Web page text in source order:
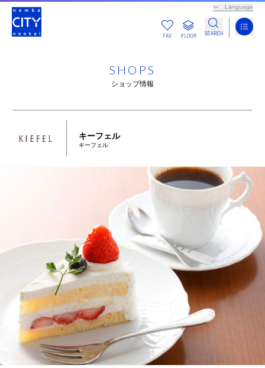
Language
SHOPS
ショップ情報
キーフェル
キーフェル